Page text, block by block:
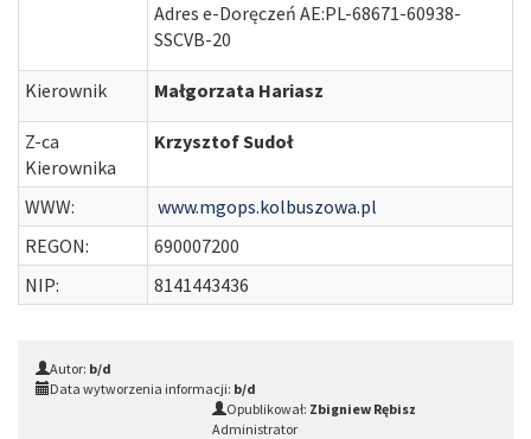
Adres e-Doręczeń AE:PL-68671-60938-
SSCVB-20
Kierownik Małgorzata Hariasz
Z-ca
Kierownika
Krzysztof Sudoł
WWW:
www.mgops.kolbuszowa.pl
REGON:
690007200
NIP:
8141443436
Autor: b/d
Data wytworzenia informacji: b/d
Opublikował: Zbigniew Rębisz
Administrator